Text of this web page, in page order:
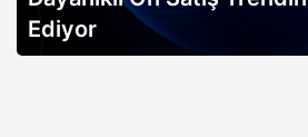
Ediyor